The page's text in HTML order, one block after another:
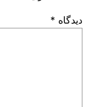
دیدگاه *